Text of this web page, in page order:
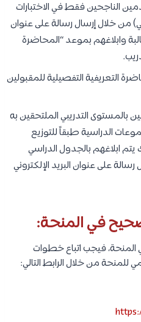
الناجحين فقط في الاختبارات
من خلال إرسال رسالة على عنوان
وابلاغهم بموعد “المحاضرة
التعريفية التفصيلية للمقبولين
بالمستوى التدريبي الملتحقين به
الدراسية طبقاً للتوزيع
ابلاغهم بالجدول الدراسي
على عنوان البريد الإلكتروني
في المنحة:
فيجب اتباع خطوات
للمنحة من خلال الرابط التالي: